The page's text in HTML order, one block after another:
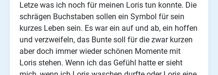
Letze was ich noch für meinen Loris tun konnte. Die
schrägen Buchstaben sollen ein Symbol für sein
kurzes Leben sein. Es war ein auf und ab, ein hoffen
und verzweifeln, das Bunte soll für die zwar kurzen
aber doch immer wieder schönen Momente mit
Loris stehen. Wenn ich das Gefühl hatte er sieht